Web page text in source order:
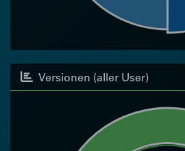
Versionen (aller User)